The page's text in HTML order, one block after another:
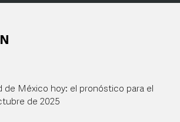
de México hoy: el pronóstico para el
de 2025